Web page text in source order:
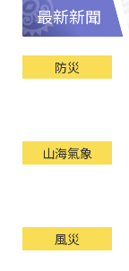
最新新聞
防災
山海氣象
風災